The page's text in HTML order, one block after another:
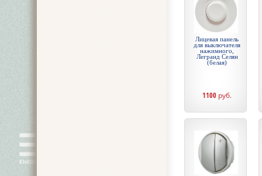
Лицевая панель
для выключателя
нажимного,
Легранд Селян
(белая)
1100 руб.